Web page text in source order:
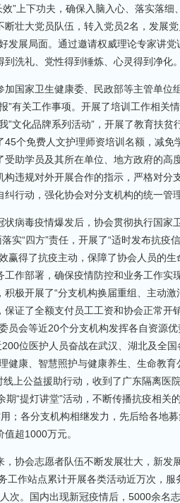
效”上下功夫，确保入脑入心、落实落
壮大党员队伍，转入党员2名，发展
发展局面。通过邀请权威理论专家讲
洗礼、党性得到锤炼、心灵得到净化。
加国家卫生健康委、民政部等主管单
”有关工作事项。开展了培训工作相关
”文化品牌系列活动”，开展了教育扶
45个免费人文护理师资培训名额，减
助学员及其所在单位、地方政府的高
违规对外开展合作的指示，严格对分
行动，强化协会对分支机构的统一管
状病毒疫情爆发后，协会贯彻执行国家
实“四方”责任，开展了“适时发布抗疫
赢得了抗疫主动，保障了协会人员的
作部署，确保疫情防控和业务工作实
极开展了“分支机构换届重组、主动
证了全额支付员工工资和协会正常开
员会等近20个分支机构发挥各自资源
位医护人员奋战在武汉、湖北及全
健康、智慧照护与健康养生、生命教
线上公益援助行动，收到了广东隔离医
“提灯讲堂”活动，不断传播抗疫相关
；各分支机构相继发力，先后给各地
超1000万元。
，协会志愿者队伍不断发展壮大，新发
作站点累计开展各类活动近万次，服
次。国内出现新冠疫情后，5000余名